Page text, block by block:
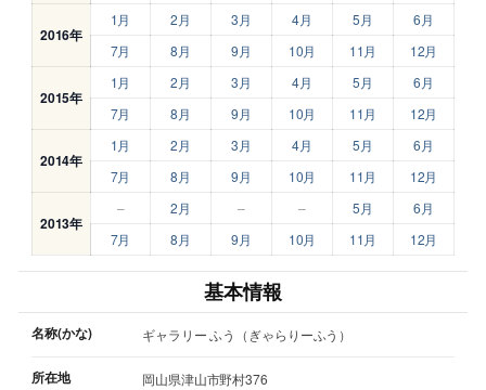
2016年
1月 2月 3月 4月 5月
6月
7月
8月 9月 10月 11月 12月
2015年
1月 2月 3月 4月 5月
6月
7月
8月 9月 10月 11月 12月
2014年
1月 2月 3月 4月 5月
6月
7月
8月 9月 10月 11月 12月
2013年
– 2月 – – 5月
6月
7月
8月 9月 10月 11月 12月
基本情報
名称(かな) ギャラリー ふう（ぎゃらりーふう）
所在地 岡山県津山市野村376